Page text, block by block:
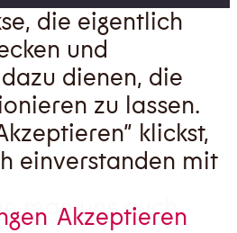
man uns auch
die eigentlich
und
dienen, die
zu lassen.
klickst,
einverstanden mit
Akzeptieren